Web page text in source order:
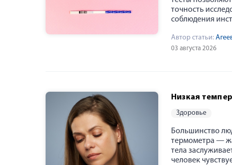
точность
соблюдения
Автор статьи:
03 августа 2026
Низкая
здоровье
Большинство
термометра —
тела
человек